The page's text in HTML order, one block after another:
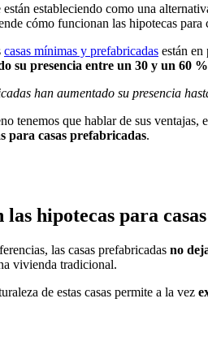
están estableciendo como una
cómo funcionan las hipotecas para
casas mínimas y prefabricadas están
su presencia entre un 30 y un 60 %
han aumentado su presencia
tenemos que hablar de sus
para casas prefabricadas.
las hipotecas para
las casas prefabricadas no
vivienda tradicional.
de estas casas permite a la vez